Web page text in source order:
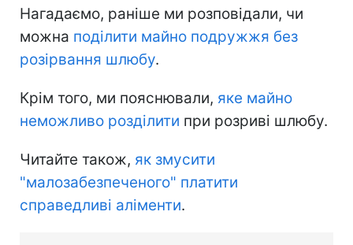
Нагадаємо, раніше ми розповідали, чи
можна поділити майно подружжя без
розірвання шлюбу.
Крім того, ми пояснювали, яке майно
неможливо розділити при розриві шлюбу.
Читайте також, як змусити
"малозабезпеченого" платити
справедливі аліменти.